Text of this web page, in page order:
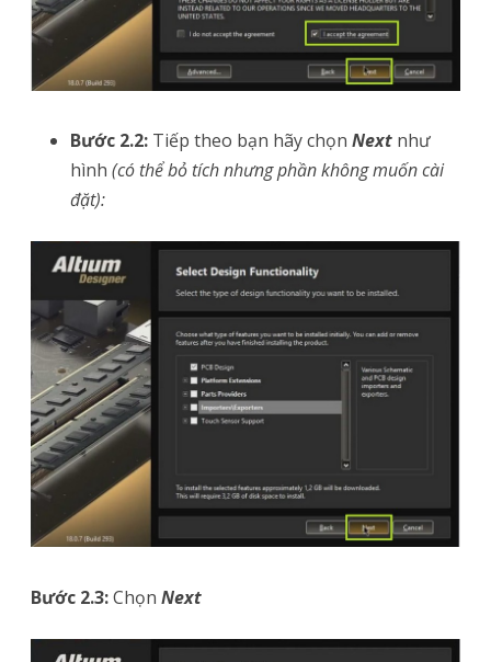
Bước 2.2: Tiếp theo bạn hãy chọn Next như
hình (có thể bỏ tích nhưng phần không muốn cài
đặt):
Bước 2.3:Chọn Next